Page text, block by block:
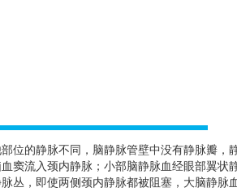
位的静脉不同，脑静脉管壁中没有静脉瓣，
窦流入颈内静脉；小部脑静脉血经眼部翼状
丛，即使两侧颈内静脉都被阻塞，大脑静脉